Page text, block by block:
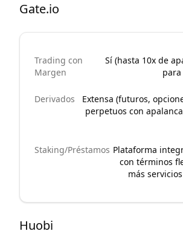
Gate.io
Trading con
Margen
Sí (hasta 10x de
Derivados
Extensa (futuros,
perpetuos con
Staking/Préstamos Plataforma
con términos
más
Huobi